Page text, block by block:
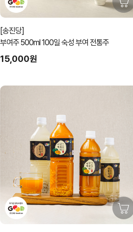
[송진당]
부여주 500ml 100일 숙성 부여 전통주
15,000원